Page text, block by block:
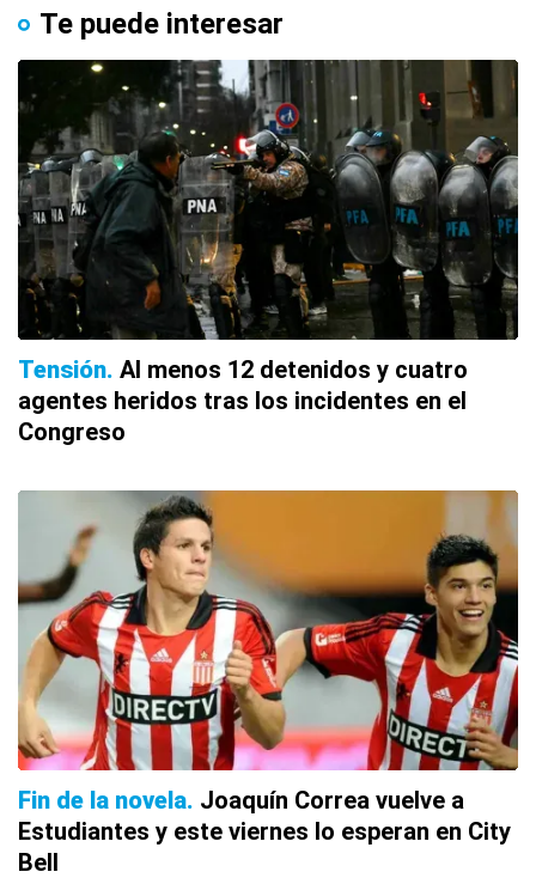
Te puede interesar
Tensión Al menos 12 detenidos y cuatro
agentes heridos tras los incidentes en el
Congreso
Fin de la novela Joaquín Correa vuelve a
Estudiantes y este viernes lo esperan en City
Bell